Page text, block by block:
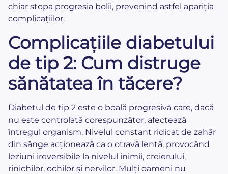
chiar stopa progresia bolii, prevenind astfel apariția
complicațiilor.
Complicațiile diabetului
de tip 2: Cum distruge
sănătatea în tăcere?
Diabetul de tip 2 este o boală progresivă care, dacă
nu este controlată corespunzător, afectează
întregul organism. Nivelul constant ridicat de zahăr
din sânge acționează ca o otravă lentă, provocând
leziuni ireversibile la nivelul inimii, creierului,
rinichilor, ochilor și nervilor. Mulți oameni nu